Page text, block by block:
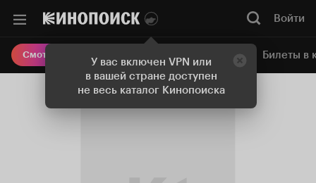
У вас включен VPN или
в вашей стране доступен
не весь каталог Кинопоиска
Войти
Смотреть кино Онлайн-кинотеатр Билеты в